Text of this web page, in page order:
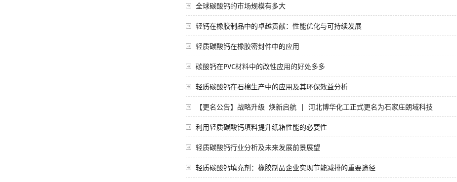
全球碳酸钙的市场规模有多大
轻钙在橡胶制品中的卓越贡献：性能优化与可持续发展
轻质碳酸钙在橡胶密封件中的应用
碳酸钙在PVC材料中的改性应用的好处多多
轻质碳酸钙在石棉生产中的应用及其环保效益分析
【更名公告】战略升级 焕新启航 | 河北博华化工正式更名为石家庄朗域科技
利用轻质碳酸钙填料提升纸箱性能的必要性
轻质碳酸钙行业分析及未来发展前景展望
轻质碳酸钙填充剂：橡胶制品企业实现节能减排的重要途径